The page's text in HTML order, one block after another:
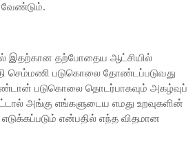
வேண்டும்.
இதற்கான தற்போதைய ஆட்சியில்
செம்மணி படுகொலை தோண்டப்படுவது
படுகொலை தொடர்பாகவும் அகழ்வுப்
அங்கு எங்களுடைய எமது உறவுகளின்
என்பதில் எந்த விதமான